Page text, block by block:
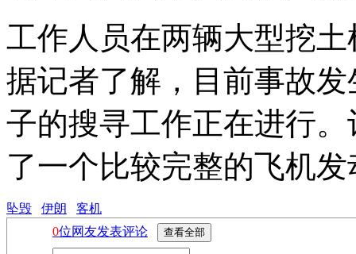
工作人员在两辆大型挖
据记者了解，目前事故
子的搜寻工作正在进行
了一个比较完整的飞机
坠毁 伊朗
客机
0位网友发表评论